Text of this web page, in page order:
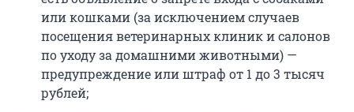
или кошками (за исключением случаев
посещения ветеринарных клиник и салонов
по уходу за домашними животными) —
предупреждение или штраф от 1 до 3 тысяч
рублей;